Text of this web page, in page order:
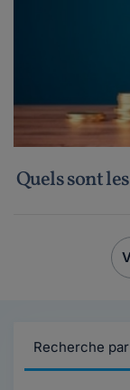
Quels sont
Recherche